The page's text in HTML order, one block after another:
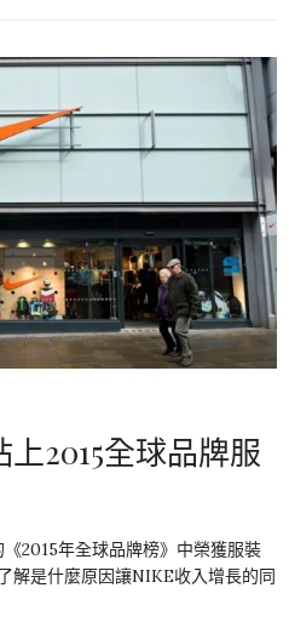
2015全球品牌服
2015年全球品牌榜》中榮獲服裝
解是什麼原因讓NIKE收入增長的同